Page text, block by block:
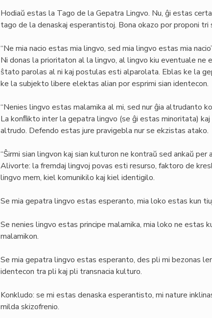
Hodiaŭ estas la Tago de la Gepatra Lingvo. Nu, ĝi estas
tago de la denaskaj esperantistoj. Bona okazo por proponi tri
“Ne mia nacio estas mia lingvo, sed mia lingvo estas mia
Ni donas la prioritaton al la lingvo, al lingvo kiu eventuale ne
ŝtato parolas al ni kaj postulas esti alparolata. Eblas ke la
ke la subjekto libere elektas alian por esprimi sian identecon.
“Nenies lingvo estas malamika al mi, sed nur ĝia altrudanto
La konﬂikto inter la gepatra lingvo (se ĝi estas minoritata)
altrudo. Defendo estas jure pravigebla nur se ekzistas atako.
“Ŝirmi sian lingvon kaj sian kulturon ne kontraŭ sed ankaŭ per
Alivorte: la fremdaj lingvoj povas esti resurso, faktoro de
lingvo mem, kiel komunikilo kaj kiel identigilo.
Se mia gepatra lingvo estas esperanto, mia loko estas kun
Se nenies lingvo estas principe malamika, mia loko ne estas
malamikon.
Se mia gepatra lingvo estas esperanto, des pli mi bezonas
identecon tra pli kaj pli transnacia kulturo.
Konkludo: se mi estas denaska esperantisto, mi nature
milda skizofrenio.